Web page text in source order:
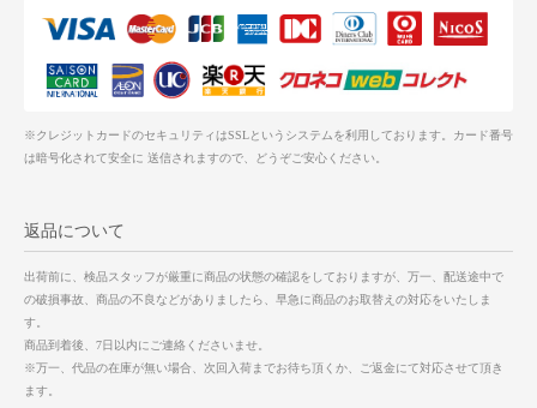
※クレジットカードのセキュリティはSSLというシステムを利用しております。カード番号
は暗号化されて安全に 送信されますので、どうぞご安心ください。
返品について
出荷前に、検品スタッフが厳重に商品の状態の確認をしておりますが、万一、配送途中で
の破損事故、商品の不良などがありましたら、早急に商品のお取替えの対応をいたしま
す。
商品到着後、7日以内にご連絡くださいませ。
※万一、代品の在庫が無い場合、次回入荷までお待ち頂くか、ご返金にて対応させて頂き
ます。